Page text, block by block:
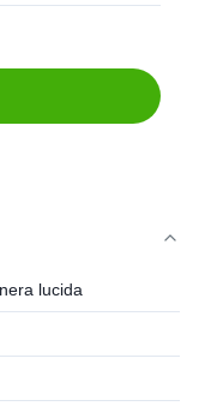
lucida